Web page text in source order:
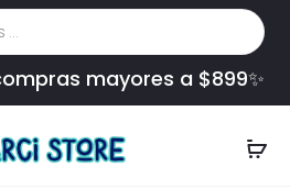
mayores a $899✨